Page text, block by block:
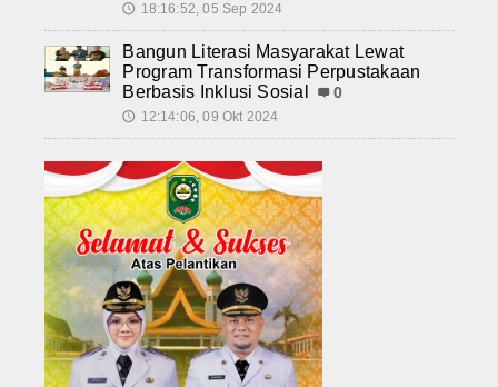
🕔 18:16:52, 05 Sep 2024
Bangun Literasi Masyarakat Lewat
Program Transformasi Perpustakaan
Berbasis Inklusi Sosial
0
🕔 12:14:06, 09 Okt 2024